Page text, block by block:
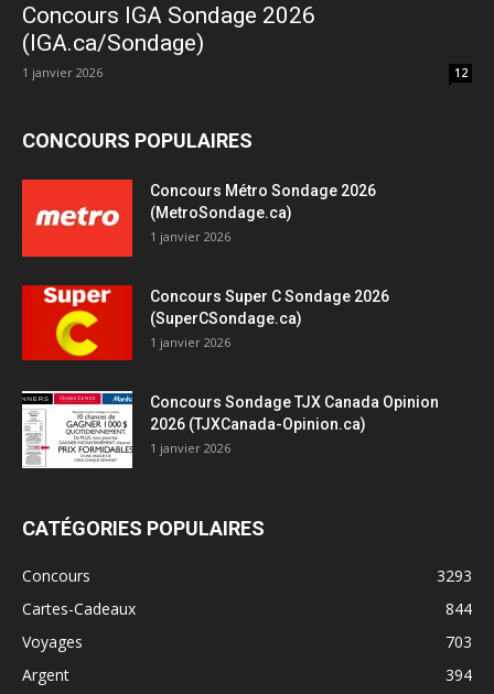
Concours IGA Sondage 2026
(IGA.ca/Sondage)
1 janvier 2026 12
CONCOURS POPULAIRES
Concours Métro Sondage 2026
(MetroSondage.ca)
1 janvier 2026
Concours Super C Sondage 2026
(SuperCSondage.ca)
1 janvier 2026
Concours Sondage TJX Canada Opinion
2026 (TJXCanada-Opinion.ca)
1 janvier 2026
CATÉGORIES POPULAIRES
Concours
3293
Cartes-Cadeaux
844
Voyages
703
Argent
394